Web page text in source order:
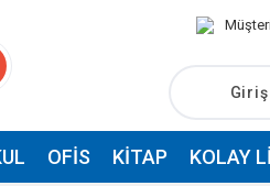
Giriş
OFIS KITAP KOLAY